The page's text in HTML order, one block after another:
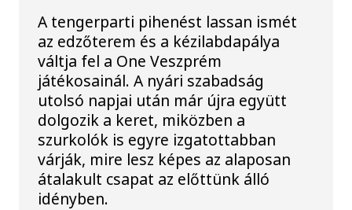
A tengerparti pihenést lassan ismét
az edzőterem és a kézilabdapálya
váltja fel a One Veszprém
játékosainál. A nyári szabadság
utolsó napjai után már újra együtt
dolgozik a keret, miközben a
szurkolók is egyre izgatottabban
várják, mire lesz képes az alaposan
átalakult csapat az előttünk álló
idényben.